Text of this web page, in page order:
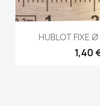
Aperçu
HUBLOT FIXE Ø
1,40